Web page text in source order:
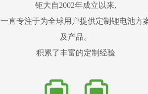
钜大自2002年成立以来,
一直专注于为全球用户提供定制锂电池方
及产品。
积累了丰富的定制经验